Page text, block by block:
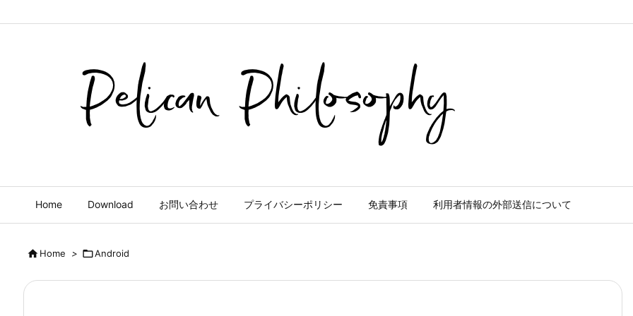
Home Download お問い合わせ プライバシーポリシー 免責事項 利用者情報の外部送信について
Home > Android